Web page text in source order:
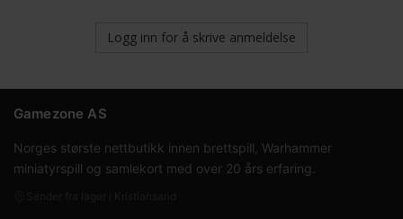
Logg inn for å skrive anmeldelse
Gamezone AS
Norges største nettbutikk innen brettspill, Warhammer
miniatyrspill og samlekort med over 20 års erfaring.